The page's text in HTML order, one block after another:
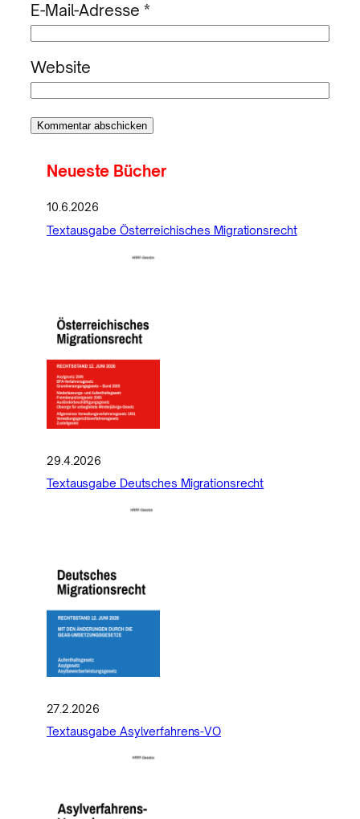
E-Mail-Adresse *
Website
Neueste Bücher
10.6.2026
Textausgabe Österreichisches Migrationsrecht
29.4.2026
Textausgabe Deutsches Migrationsrecht
27.2.2026
Textausgabe Asylverfahrens-VO